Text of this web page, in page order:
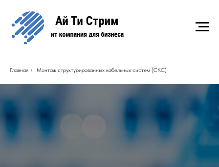
Главная / Монтаж структурированных кабельных систем (СКС)